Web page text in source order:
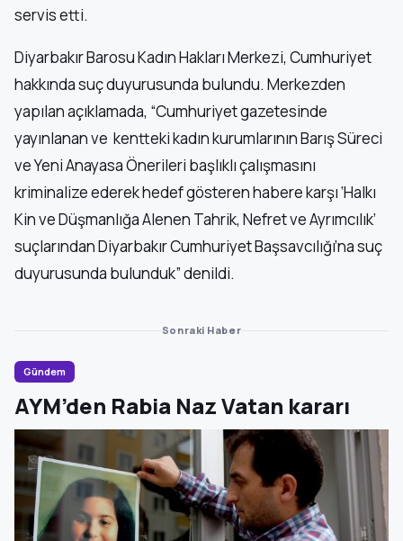
servis etti.
Diyarbakır Barosu Kadın Hakları Merkezi, Cumhuriyet
hakkında suç duyurusunda bulundu. Merkezden
yapılan açıklamada, “Cumhuriyet gazetesinde
yayınlanan ve kentteki kadın kurumlarının Barış Süreci
ve Yeni Anayasa Önerileri başlıklı çalışmasını
kriminalize ederek hedef gösteren habere karşı ‘Halkı
Kin ve Düşmanlığa Alenen Tahrik, Nefret ve Ayrımcılık’
suçlarından Diyarbakır Cumhuriyet Başsavcılığı’na suç
duyurusunda bulunduk” denildi.
Sonraki Haber
Gündem
AYM’den Rabia Naz Vatan kararı